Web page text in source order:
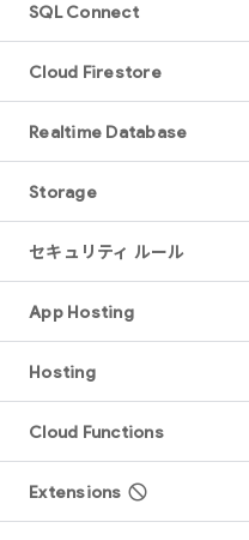
SQL Connect
Cloud Firestore
Realtime Database
Storage
セキュリティ ルール
App Hosting
Hosting
Cloud Functions
Extensions